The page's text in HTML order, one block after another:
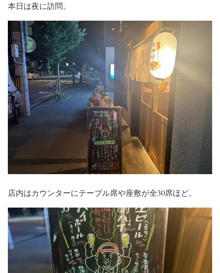
本日は夜に訪問。
店内はカウンターにテーブル席や座敷が全30席ほど。